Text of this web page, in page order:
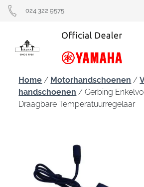
024 322 9575
Home / Motorhandschoenen /
handschoenen / Gerbing
Draagbare Temperatuurregelaar